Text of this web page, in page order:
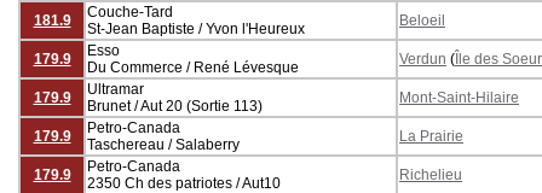
181.9
Couche-Tard
St-Jean Baptiste / Yvon l'Heureux
Beloeil
179.9
Esso
Du Commerce / René Lévesque
Verdun (Île des
179.9
Ultramar
Brunet / Aut 20 (Sortie 113)
Mont-Saint-Hilaire
179.9
Petro-Canada
Taschereau / Salaberry
La Prairie
179.9
Petro-Canada
2350 Ch des patriotes / Aut10
Richelieu